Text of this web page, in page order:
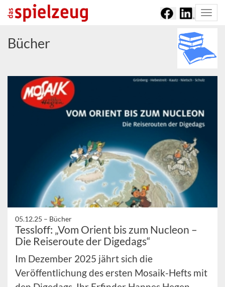
Bücher
05.12.25 – Bücher
Tessloff: „Vom Orient bis zum Nucleon –
Die Reiseroute der Digedags“
Im Dezember 2025 jährt sich die
Veröffentlichung des ersten Mosaik-Hefts mit